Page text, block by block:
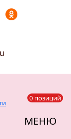
0 позиций
МЕНЮ